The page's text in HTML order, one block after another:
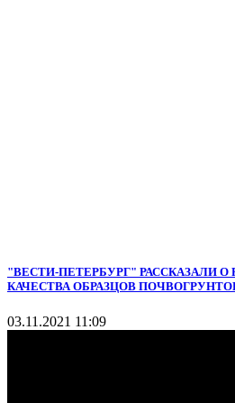
"ВЕСТИ-ПЕТЕРБУРГ" РАССКАЗАЛИ О
КАЧЕСТВА ОБРАЗЦОВ
03.11.2021 11:09